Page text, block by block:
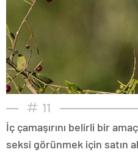
11
İç çamaşırını belirli bir
seksi görünmek için satın